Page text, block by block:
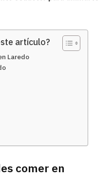
artículo?
Laredo
comer en